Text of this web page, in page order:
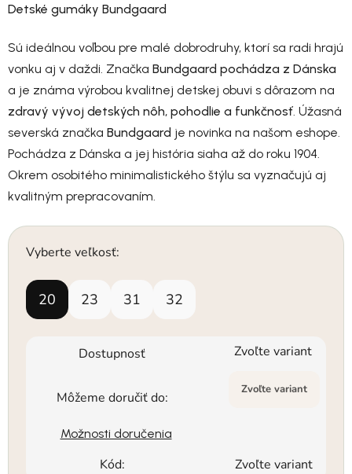
Detské gumáky Bundgaard
Sú ideálnou voľbou pre malé dobrodruhy, ktorí sa radi hrajú
vonku aj v daždi. Značka Bundgaard pochádza z Dánska
a je známa výrobou kvalitnej detskej obuvi s dôrazom na
zdravý vývoj detských nôh, pohodlie a funkčnosť . Úžasná
severská značka Bundgaard je novinka na našom eshope.
Pochádza z Dánska a jej história siaha až do roku 1904.
Okrem osobitého minimalistického štýlu sa vyznačujú aj
kvalitným prepracovaním.
Vyberte veľkosť:
20 23 31 32
Dostupnosť Zvoľte variant
Môžeme doručiť do: Zvoľte variant
Možnosti doručenia
Kód: Zvoľte variant